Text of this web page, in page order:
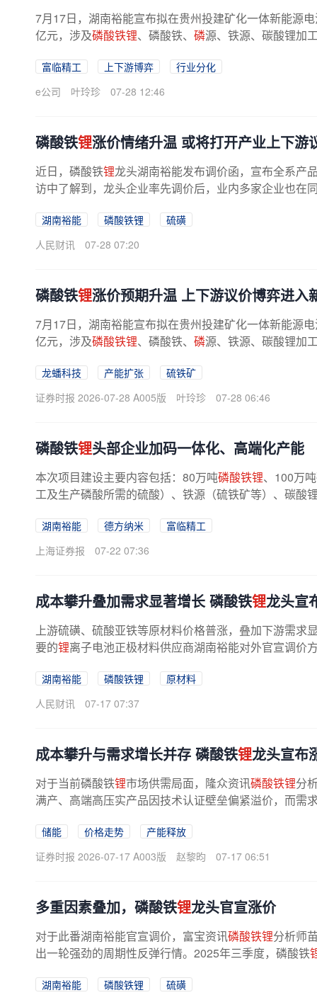
7月17日，湖南裕能宣布拟在贵州投建矿化一体新能源
亿元，涉及磷酸铁锂、磷酸铁、 磷源、铁源、碳酸锂加
富临精工 上下游博弈
行业分化
e公司
叶玲珍 07-28 12:46
磷酸铁锂涨价情绪升温 或将打开产业上下游
近日，磷酸铁锂龙头湖南裕能发布调价函，宣布全系产
访中了解到，龙头企业率先调价后，业内多家企业也在
湖南裕能 磷酸铁锂
硫磺
人民财讯
07-28 07:20
磷酸铁锂涨价预期升温 上下游议价博弈进入
7月17日，湖南裕能宣布拟在贵州投建矿化一体新能源
亿元，涉及磷酸铁锂、磷酸铁、 磷源、铁源、碳酸锂加
龙蟠科技 产能扩张
硫铁矿
证券时报 2026-07-28 A005版
叶玲珍 07-28 06:46
磷酸铁锂头部企业加码一体化、高端化产能
本次项目建设主要内容包括：80万吨磷酸铁锂、100万
工及生产磷酸所需的硫酸）、铁源（硫铁矿等）、碳酸
湖南裕能 德方纳米
富临精工
上海证券报
07-22 07:36
成本攀升叠加需求显著增长 磷酸铁锂龙头宣
上游硫磺、硫酸亚铁等原材料价格普涨，叠加下游需求
要的锂离子电池正极材料供应商湖南裕能对外官宣调价
湖南裕能 磷酸铁锂
原材料
人民财讯
07-17 07:37
成本攀升与需求增长并存 磷酸铁锂龙头宣布
对于当前磷酸铁锂市场供需局面，隆众资讯磷酸铁锂分
满产、高端高压实产品因技术认证壁垒偏紧溢价，而需
储能 价格走势
产能释放
证券时报 2026-07-17 A003版
赵黎昀 07-17 06:51
多重因素叠加，磷酸铁锂龙头官宣涨价
对于此番湖南裕能官宣调价，富宝资讯磷酸铁锂分析师
出一轮强劲的周期性反弹行情。2025年三季度，磷酸铁
湖南裕能 磷酸铁锂
硫磺